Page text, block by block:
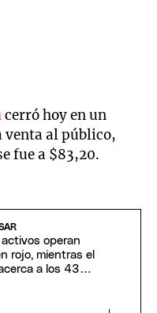
cerró hoy en un
venta al público,
fue a $83,20.
operan
rojo, mientras el
a los 430